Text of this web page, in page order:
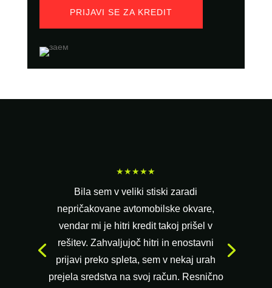
PRIJAVI SE ZA KREDIT
★★★★★
Bila sem v veliki stiski zaradi
nepričakovane avtomobilske okvare,
vendar mi je hitri kredit takoj prišel v
rešitev. Zahvaljujoč hitri in enostavni
prijavi preko spleta, sem v nekaj urah
prejela sredstva na svoj račun. Resnično